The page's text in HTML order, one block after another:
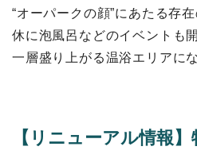
“オーパークの顔”にあたる存
休に泡風呂などのイベントも
一層盛り上がる温浴エリアに
【リニューアル情報